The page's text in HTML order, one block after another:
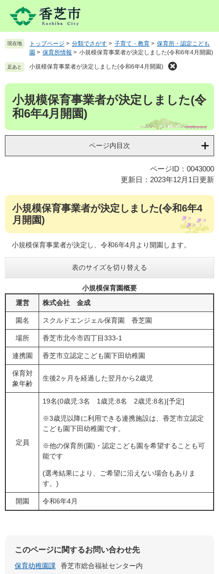
先
。
を
て
現在地 トップページ > 分類でさがす > 子育て・教育 > 保育所・認定こども
園 > 保育所情報 > 小規模保育事業者が決定しました(令和6年4月開園)
足あと 小規模保育事業者が決定しました(令和6年4月開園)
本
小規模保育事業者が決定しました(令
和6年4月開園)
ページ内目次
ページID：0043000
更新日：2023年12月1日更新
小規模保育事業者が決定しました(令和6年4
月開園)
小規模保育事業者が決定し、令和6年4月より開園します。
表のサイズを切り替える
小規模保育園概要
運営
株式会社 金成
園名 スクルドエンジェル保育園 香芝園
場所 香芝市北今市四丁目333-1
連携園 香芝市立認定こども園下田幼稚園
保育対
象年齢
生後2ヶ月を経過した翌月から2歳児
定員
19名(0歳児:3名 1歳児:8名 2歳児:8名)[予定]
※3歳児以降に利用できる連携施設は、香芝市立認定
こども園下田幼稚園です。
※他の保育所(園)・認定こども園を希望することも可
能です
(選考結果により、ご希望に沿えない場合もありま
す。)
開園 令和6年4月
このページに関するお問い合わせ先
保育幼稚園課
香芝市総合福祉センター内